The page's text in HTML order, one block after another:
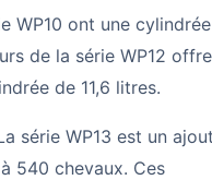
WP10 ont une cylindrée
de la série WP12
de 11,6 litres.
série WP13 est un
540 chevaux. Ces